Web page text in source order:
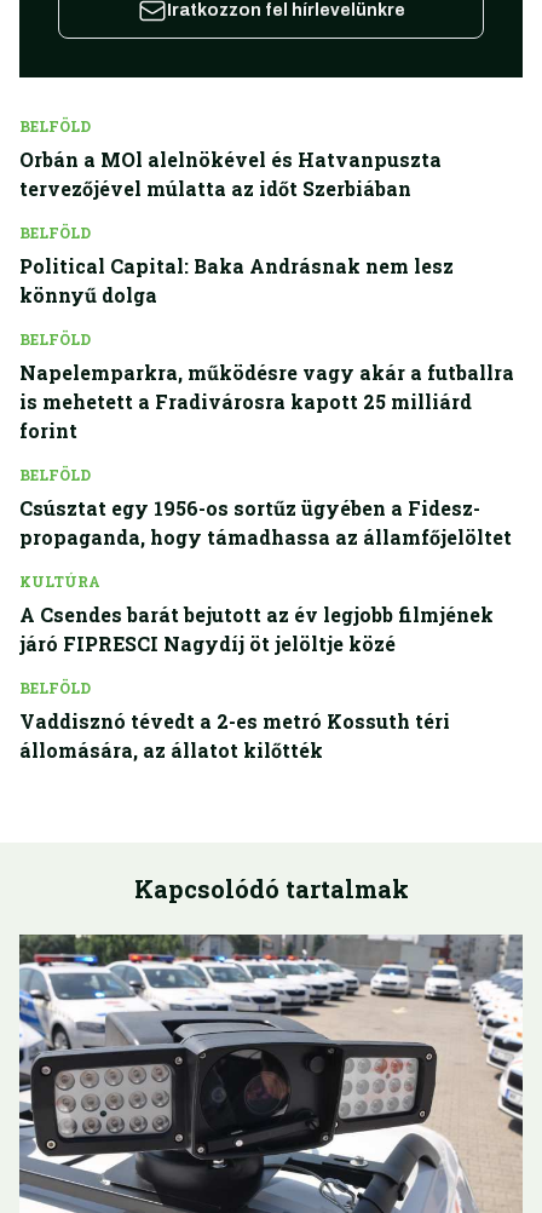
Iratkozzon fel hírlevelünkre
BELFÖLD
Orbán a MOl alelnökével és Hatvanpuszta
tervezőjével múlatta az időt Szerbiában
BELFÖLD
Political Capital: Baka Andrásnak nem lesz
könnyű dolga
BELFÖLD
Napelemparkra, működésre vagy akár a futballra
is mehetett a Fradivárosra kapott 25 milliárd
forint
BELFÖLD
Csúsztat egy 1956-os sortűz ügyében a Fidesz-
propaganda, hogy támadhassa az államfőjelöltet
KULTÚRA
A Csendes barát bejutott az év legjobb filmjének
járó FIPRESCI Nagydíj öt jelöltje közé
BELFÖLD
Vaddisznó tévedt a 2-es metró Kossuth téri
állomására, az állatot kilőtték
Kapcsolódó tartalmak